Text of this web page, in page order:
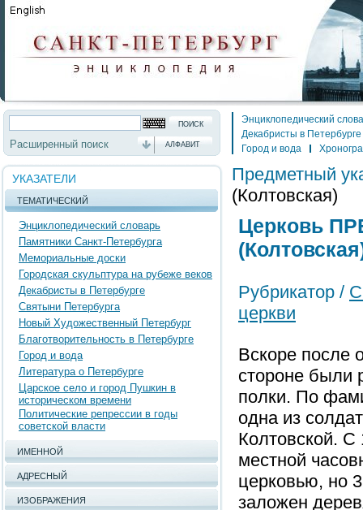
Расширенный поиск АЛФАВИТ
УКАЗАТЕЛИ
ТЕМАТИЧЕСКИЙ
Энциклопедический словарь
Памятники Санкт-Петербурга
Мемориальные доски
Городская скульптура на рубеже веков
Декабристы в Петербурге
Святыни Петербурга
Новый Художественный Петербург
Благотворительность в Петербурге
Город и вода
Литература о Петербурге
Царское село и город Пушкин в
историческом времени
Политические репрессии в годы
советской власти
ИМЕННОЙ
АДРЕСНЫЙ
ИЗОБРАЖЕНИЯ
Энциклопедический
Декабристы в Петербурге
Город и вода
Предметный
(Колтовская)
Церковь
Рубрикатор /
церкви
Вскоре после
стороне были
полки. По
одна из
Колтовской. С
местной
церковью, но
заложен